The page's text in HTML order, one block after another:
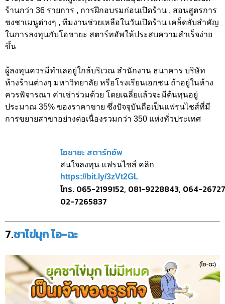
ร้านกว่า 36 รายการ , การฝึกอบรมก่อนเปิดร้าน , สอนสูตรการ
ชงชาเมนูต่างๆ , ทีมงานช่วยเหลือในวันเปิดร้าน เคล็ดลับสำคัญ
ในการลงทุนกับโอชายะ สตาร์ทอัพให้ประสบความสำเร็จง่าย
ขึ้น
ผู้ลงทุนควรมีทำเลอยู่ใกล้บริเวณ สำนักงาน ธนาคาร บริษัท
ห้างร้านต่างๆ มหาวิทยาลัย หรือโรงเรียนเอกชน ถ้าอยู่ในห้าง
ควรพิจารณา ค่าเช่าร่วมด้วย โดยเฉลี่ยแล้วจะมีต้นทุนอยู่
ประมาณ 35% ของราคาขาย ซึ่งปัจจุบันถือเป็นแฟรนไชส์ที่มี
การขยายสาขาอย่างต่อเนื่องรวมกว่า 350 แห่งทั่วประเทศ
โอชายะ สตาร์ทอัพ
สนใจลงทุน แฟรนไชส์ คลิก
https://bit.ly/3zVt2GL
โทร. 065-2199152, 081-9228843, 064-
02-7265837
7.ชาไข่มุก ไอ-ฉะ